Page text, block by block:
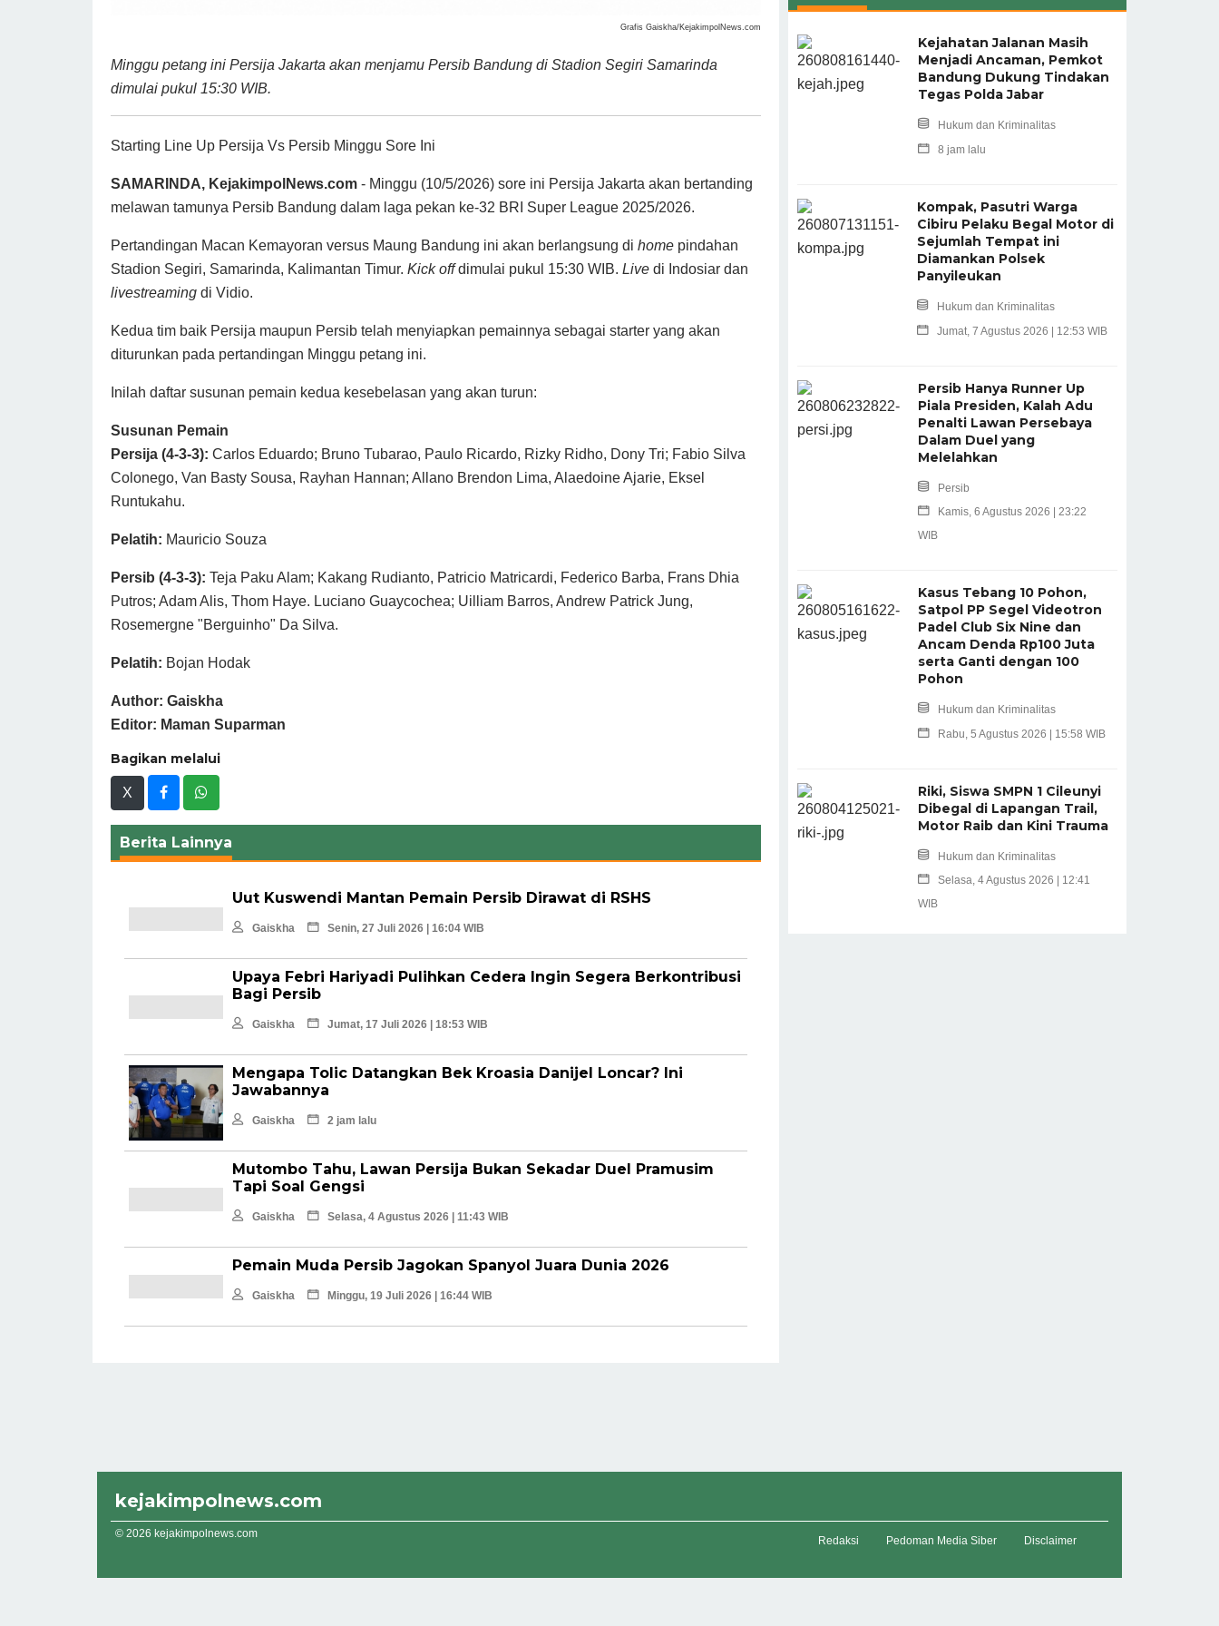
Grafis Gaiskha/KejakimpolNews.com
Minggu petang ini Persija Jakarta akan menjamu Persib Bandung di Stadion Segiri Samarinda
dimulai pukul 15:30 WIB.
Starting Line Up Persija Vs Persib Minggu Sore Ini
SAMARINDA, KejakimpolNews.com - Minggu (10/5/2026) sore ini Persija Jakarta akan bertanding
melawan tamunya Persib Bandung dalam laga pekan ke-32 BRI Super League 2025/2026.
Pertandingan Macan Kemayoran versus Maung Bandung ini akan berlangsung di home pindahan
Stadion Segiri, Samarinda, Kalimantan Timur. Kick offdimulai pukul 15:30 WIB. Live di Indosiar dan
livestreaming di Vidio.
Kedua tim baik Persija maupun Persib telah menyiapkan pemainnya sebagai starter yang akan
diturunkan pada pertandingan Minggu petang ini.
Inilah daftar susunan pemain kedua kesebelasan yang akan turun:
Susunan Pemain
Persija (4-3-3): Carlos Eduardo; Bruno Tubarao, Paulo Ricardo, Rizky Ridho, Dony Tri; Fabio Silva
Colonego, Van Basty Sousa, Rayhan Hannan; Allano Brendon Lima, Alaedoine Ajarie, Eksel
Runtukahu.
Pelatih: Mauricio Souza
Persib (4-3-3): Teja Paku Alam; Kakang Rudianto, Patricio Matricardi, Federico Barba, Frans Dhia
Putros; Adam Alis, Thom Haye. Luciano Guaycochea; Uilliam Barros, Andrew Patrick Jung,
Rosemergne "Berguinho" Da Silva.
Pelatih: Bojan Hodak
Author: Gaiskha
Editor: Maman Suparman
Bagikan melalui
X
Berita Lainnya
Uut Kuswendi Mantan Pemain Persib Dirawat di RSHS
Gaiskha Senin, 27 Juli 2026 | 16:04 WIB
Upaya Febri Hariyadi Pulihkan Cedera Ingin Segera Berkontribusi
Bagi Persib
Gaiskha Jumat, 17 Juli 2026 | 18:53 WIB
Mengapa Tolic Datangkan Bek Kroasia Danijel Loncar? Ini
Jawabannya
Gaiskha 2 jam lalu
Mutombo Tahu, Lawan Persija Bukan Sekadar Duel Pramusim
Tapi Soal Gengsi
Gaiskha Selasa, 4 Agustus 2026 | 11:43 WIB
Pemain Muda Persib Jagokan Spanyol Juara Dunia 2026
Gaiskha Minggu, 19 Juli 2026 | 16:44 WIB
Kejahatan Jalanan Masih
Menjadi Ancaman, Pemkot
Bandung Dukung Tindakan
Tegas Polda Jabar
Hukum dan Kriminalitas
8 jam lalu
Kompak, Pasutri Warga
Cibiru Pelaku Begal Motor di
Sejumlah Tempat ini
Diamankan Polsek
Panyileukan
Hukum dan Kriminalitas
Jumat, 7 Agustus 2026 | 12:53 WIB
Persib Hanya Runner Up
Piala Presiden, Kalah Adu
Penalti Lawan Persebaya
Dalam Duel yang
Melelahkan
Persib
Kamis, 6 Agustus 2026 | 23:22
WIB
Kasus Tebang 10 Pohon,
Satpol PP Segel Videotron
Padel Club Six Nine dan
Ancam Denda Rp100 Juta
serta Ganti dengan 100
Pohon
Hukum dan Kriminalitas
Rabu, 5 Agustus 2026 | 15:58 WIB
Riki, Siswa SMPN 1 Cileunyi
Dibegal di Lapangan Trail,
Motor Raib dan Kini Trauma
Hukum dan Kriminalitas
Selasa, 4 Agustus 2026 | 12:41
WIB
kejakimpolnews.com
© 2026 kejakimpolnews.com
Redaksi Pedoman Media Siber Disclaimer